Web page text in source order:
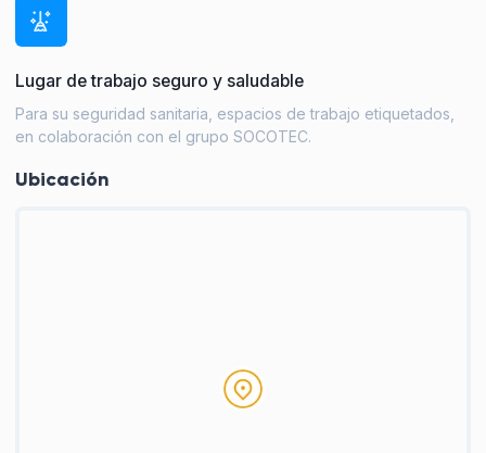
Lugar de trabajo seguro y saludable
Para su seguridad sanitaria, espacios de trabajo etiquetados,
en colaboración con el grupo SOCOTEC.
Ubicación